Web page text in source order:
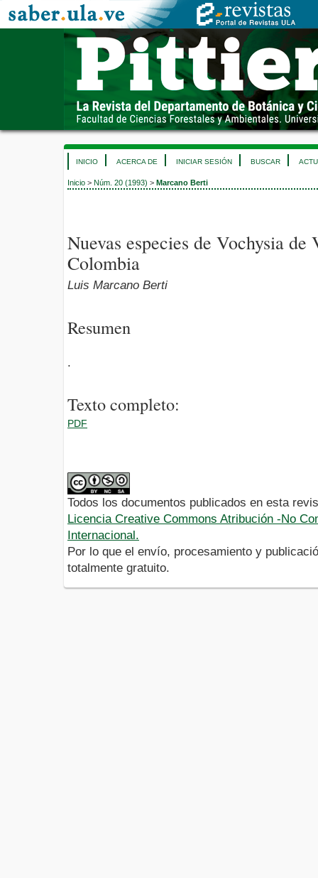
INICIO ACERCA DE INICIAR SESIÓN BUSCAR
Inicio > Núm. 20 (1993) > Marcano Berti
Nuevas especies de Vochysia de
Colombia
Luis Marcano Berti
Resumen
.
Texto completo:
PDF
Todos los documentos publicados en esta
Licencia Creative Commons Atribución -No
Internacional.
Por lo que el envío, procesamiento y
totalmente gratuito.